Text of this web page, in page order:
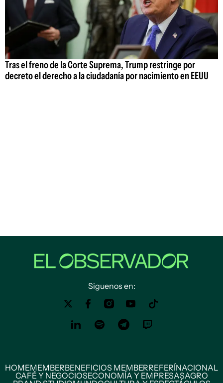
Tras el freno de la Corte Suprema, Trump restringe por
decreto el derecho a la ciudadanía por nacimiento en EEUU
Siguenos en:
HOMEMEMBERBENEFICIOS MEMBERREFERÍNACIONAL
CAFÉ Y NEGOCIOSECONOMÍA Y EMPRESASAGRO